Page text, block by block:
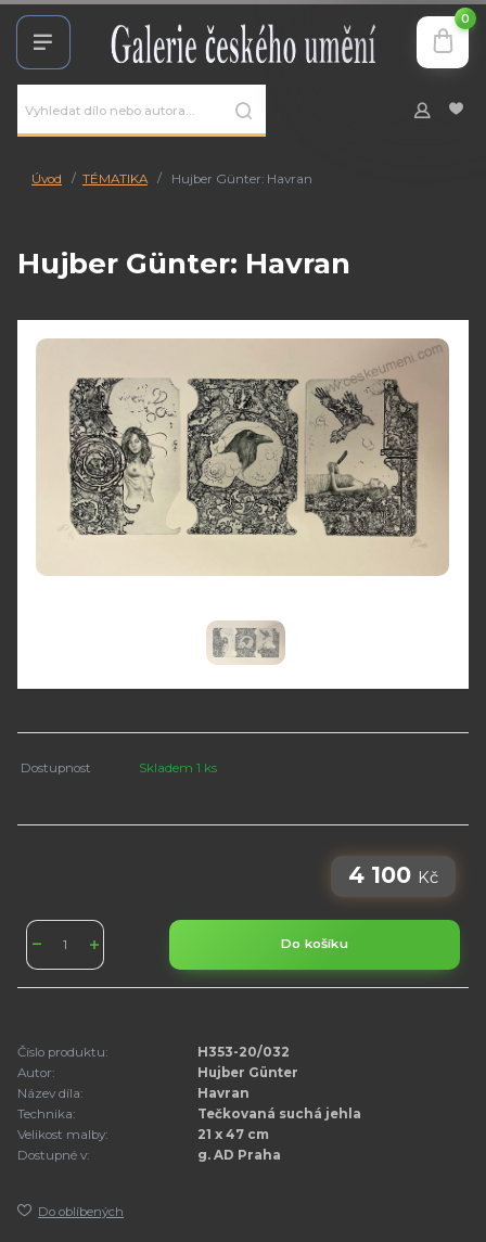
0
Úvod TÉMATIKA Hujber Günter: Havran
Hujber Günter: Havran
Dostupnost Skladem 1 ks
4 100 Kč
Do košíku
Číslo produktu:
H353-20/032
Autor:
Hujber Günter
Název díla:
Havran
Technika:
Tečkovaná suchá jehla
Velikost malby:
21 x 47 cm
Dostupné v:
g. AD Praha
Do oblíbených